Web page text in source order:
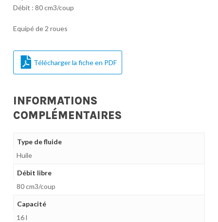
Débit : 80 cm3/coup
Equipé de 2 roues
Télécharger la fiche en PDF
INFORMATIONS
COMPLÉMENTAIRES
Type de fluide
Huile
Débit libre
80 cm3/coup
Capacité
16 l